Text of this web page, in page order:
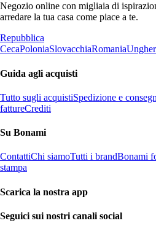
Negozio online con migliaia di
arredare la tua casa come piace a te.
Repubblica
CecaPoloniaSlovacchiaRomania
Guida agli acquisti
Tutto sugli acquistiSpedizione e
fattureCrediti
Su Bonami
ContattiChi siamoTutti i brandBonami
stampa
Scarica la nostra app
Seguici sui nostri canali social